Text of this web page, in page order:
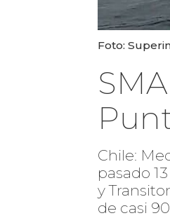
Foto:
Chile:
pasado
y
de casi